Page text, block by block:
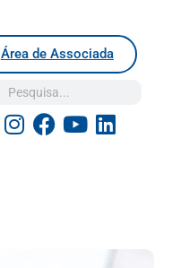
Área de Associada